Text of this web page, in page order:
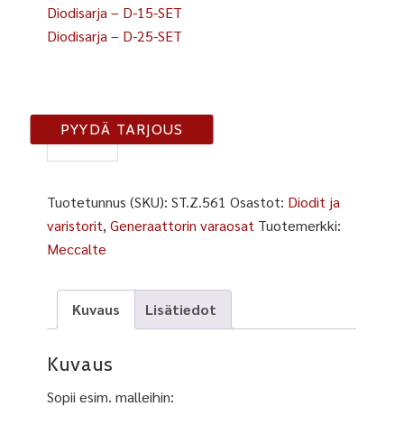
Diodisarja – D-15-SET
Diodisarja – D-25-SET
SR561-
K10
PYYDÄ TARJOUS
Tuotetunnus (SKU):ST.Z.561 Osastot: Diodit ja
varistorit,Generaattorin varaosat Tuotemerkki:
Meccalte
Kuvaus Lisätiedot
Kuvaus
Sopii esim. malleihin: